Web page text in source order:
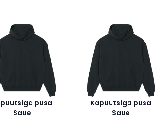
pusa
Saue
Kapuutsiga pusa
Saue